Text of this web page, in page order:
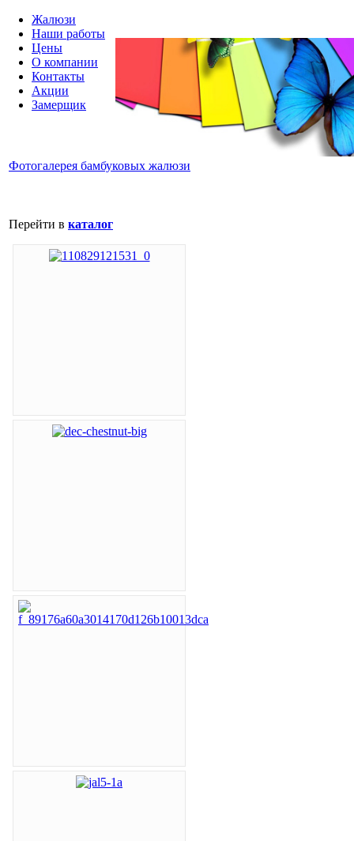
Жалюзи
Наши работы
Цены
О компании
Контакты
Акции
Замерщик
Фотогалерея бамбуковых жалюзи
Перейти в каталог